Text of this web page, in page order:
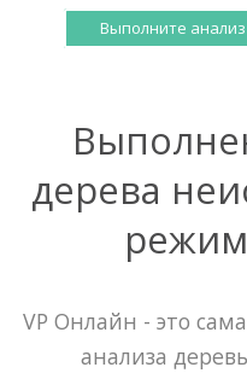
Выполните
дерева
VP Онлайн - это
анализа